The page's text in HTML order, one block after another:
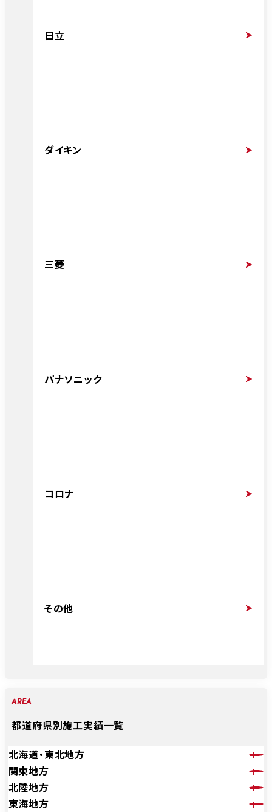
日立
ダイキン
三菱
パナソニック
コロナ
その他
AREA
都道府県別施工実績一覧
北海道・東北地方
関東地方
北陸地方
東海地方